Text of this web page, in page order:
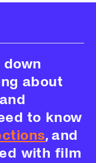
about
to know
, and
with film